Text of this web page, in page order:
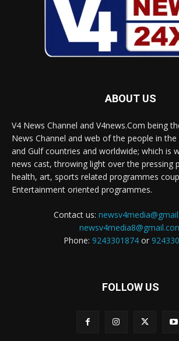
ABOUT US
V4 News Channel and V4news.Com being
News Channel and web of the people in
and Gulf countries and worldwide; which is
news cast, throwing light over the pressing
health, art, sports related programmes
Entertainment oriented programmes.
Contact us:
Phone: 9243301874or
FOLLOW US